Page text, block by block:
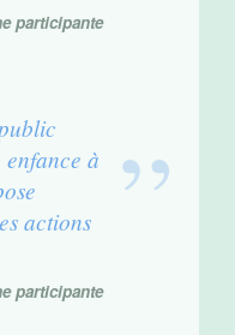
participante
à
actions
participante